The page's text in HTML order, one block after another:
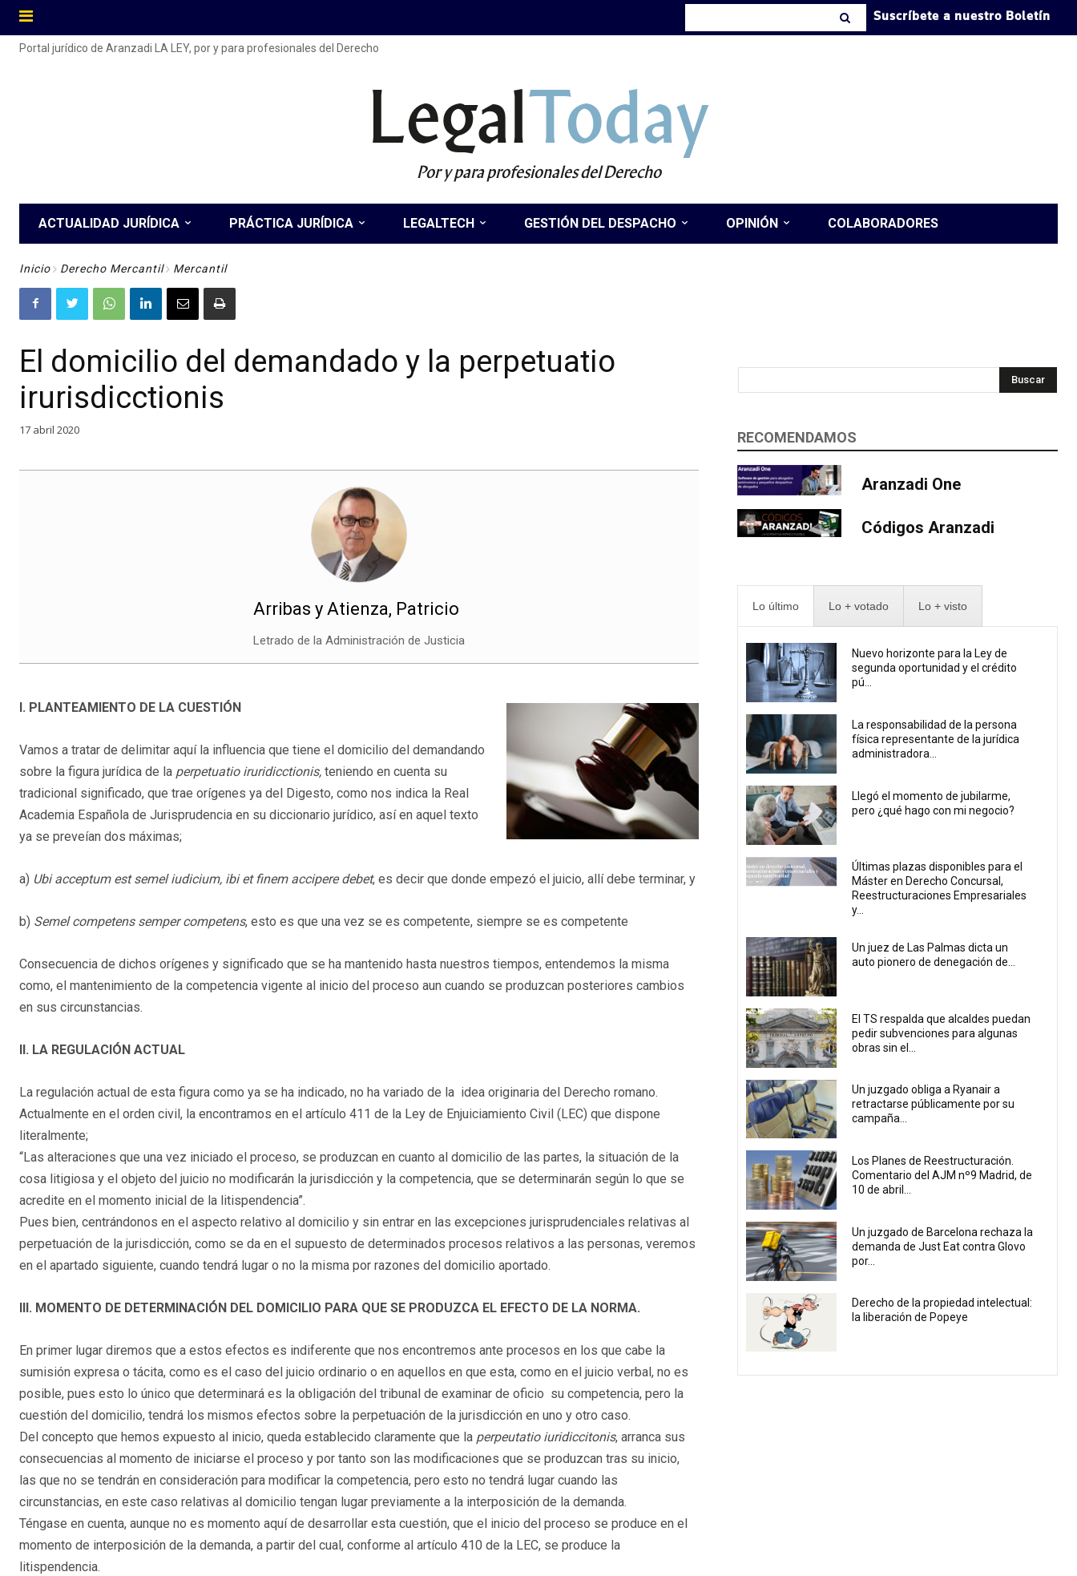
Suscríbete a nuestro Boletín
Portal jurídico de Aranzadi LA LEY, por y para profesionales del Derecho
LegalToday
Por y para profesionales del Derecho
ACTUALIDAD JURÍDICA PRÁCTICA JURÍDICA LEGALTECH GESTIÓN DEL DESPACHO OPINIÓN COLABORADORES
Inicio Derecho Mercantil Mercantil
El domicilio del demandado y la perpetuatio
irurisdicctionis
17 abril 2020
Arribas y Atienza, Patricio
Letrado de la Administración de Justicia
I. PLANTEAMIENTO DE LA CUESTIÓN
Vamos a tratar de delimitar aquí la influencia que tiene el domicilio del demandando
sobre la figura jurídica de la perpetuatio iruridicctionis, teniendo en cuenta su
tradicional significado, que trae orígenes ya del Digesto, como nos indica la Real
Academia Española de Jurisprudencia en su diccionario jurídico, así en aquel texto
ya se preveían dos máximas;
a) Ubi acceptum est semel iudicium, ibi et finem accipere debet, es decir que donde empezó el juicio, allí debe terminar, y
b) Semel competens semper competens, esto es que una vez se es competente, siempre se es competente
Consecuencia de dichos orígenes y significado que se ha mantenido hasta nuestros tiempos, entendemos la misma
como, el mantenimiento de la competencia vigente al inicio del proceso aun cuando se produzcan posteriores cambios
en sus circunstancias.
II. LA REGULACIÓN ACTUAL
La regulación actual de esta figura como ya se ha indicado, no ha variado de la idea originaria del Derecho romano.
Actualmente en el orden civil, la encontramos en el artículo 411 de la Ley de Enjuiciamiento Civil (LEC) que dispone
literalmente;
“Las alteraciones que una vez iniciado el proceso, se produzcan en cuanto al domicilio de las partes, la situación de la
cosa litigiosa y el objeto del juicio no modificarán la jurisdicción y la competencia, que se determinarán según lo que se
acredite en el momento inicial de la litispendencia”.
Pues bien, centrándonos en el aspecto relativo al domicilio y sin entrar en las excepciones jurisprudenciales relativas al
perpetuación de la jurisdicción, como se da en el supuesto de determinados procesos relativos a las personas, veremos
en el apartado siguiente, cuando tendrá lugar o no la misma por razones del domicilio aportado.
III. MOMENTO DE DETERMINACIÓN DEL DOMICILIO PARA QUE SE PRODUZCA EL EFECTO DE LA NORMA.
En primer lugar diremos que a estos efectos es indiferente que nos encontremos ante procesos en los que cabe la
sumisión expresa o tácita, como es el caso del juicio ordinario o en aquellos en que esta, como en el juicio verbal, no es
posible, pues esto lo único que determinará es la obligación del tribunal de examinar de oficio su competencia, pero la
cuestión del domicilio, tendrá los mismos efectos sobre la perpetuación de la jurisdicción en uno y otro caso.
Del concepto que hemos expuesto al inicio, queda establecido claramente que la perpeutatio iuridiccitonis, arranca sus
consecuencias al momento de iniciarse el proceso y por tanto son las modificaciones que se produzcan tras su inicio,
las que no se tendrán en consideración para modificar la competencia, pero esto no tendrá lugar cuando las
circunstancias, en este caso relativas al domicilio tengan lugar previamente a la interposición de la demanda.
Téngase en cuenta, aunque no es momento aquí de desarrollar esta cuestión, que el inicio del proceso se produce en el
momento de interposición de la demanda, a partir del cual, conforme al artículo 410 de la LEC, se produce la
litispendencia.
Buscar
RECOMENDAMOS
Aranzadi One
Códigos Aranzadi
Lo último Lo + votado Lo + visto
Nuevo horizonte para la Ley de
segunda oportunidad y el crédito
pú...
La responsabilidad de la persona
física representante de la jurídica
administradora...
Llegó el momento de jubilarme,
pero ¿qué hago con mi negocio?
Últimas plazas disponibles para el
Máster en Derecho Concursal,
Reestructuraciones Empresariales
y...
Un juez de Las Palmas dicta un
auto pionero de denegación de...
El TS respalda que alcaldes puedan
pedir subvenciones para algunas
obras sin el...
Un juzgado obliga a Ryanair a
retractarse públicamente por su
campaña...
Los Planes de Reestructuración.
Comentario del AJM nº9 Madrid, de
10 de abril...
Un juzgado de Barcelona rechaza la
demanda de Just Eat contra Glovo
por...
Derecho de la propiedad intelectual:
la liberación de Popeye